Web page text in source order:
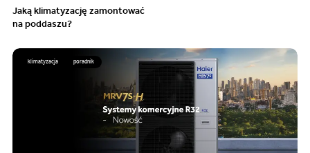
Jaką klimatyzację zamontować
na poddaszu?
klimatyzacja poradnik